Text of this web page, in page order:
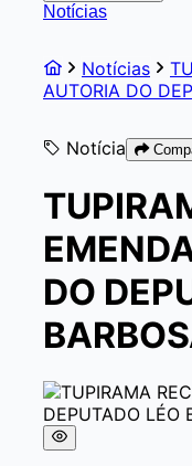
Notícias
Notícias
AUTORIA DO
Notícia
DO